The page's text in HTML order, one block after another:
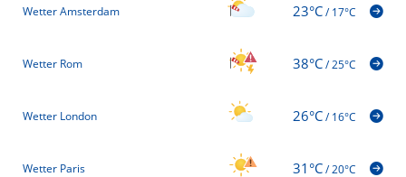
Wetter Amsterdam 23°C/17°C
Wetter Rom 38°C/25°C
Wetter London 26°C/16°C
Wetter Paris 31°C/20°C